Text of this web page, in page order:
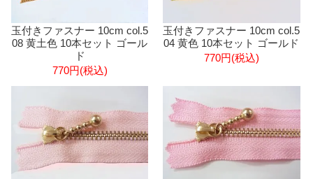
玉付きファスナー 10cm col.5
08 黄土色 10本セット ゴール
ド
770円(税込)
玉付きファスナー 10cm col.5
04 黄色 10本セット ゴールド
770円(税込)